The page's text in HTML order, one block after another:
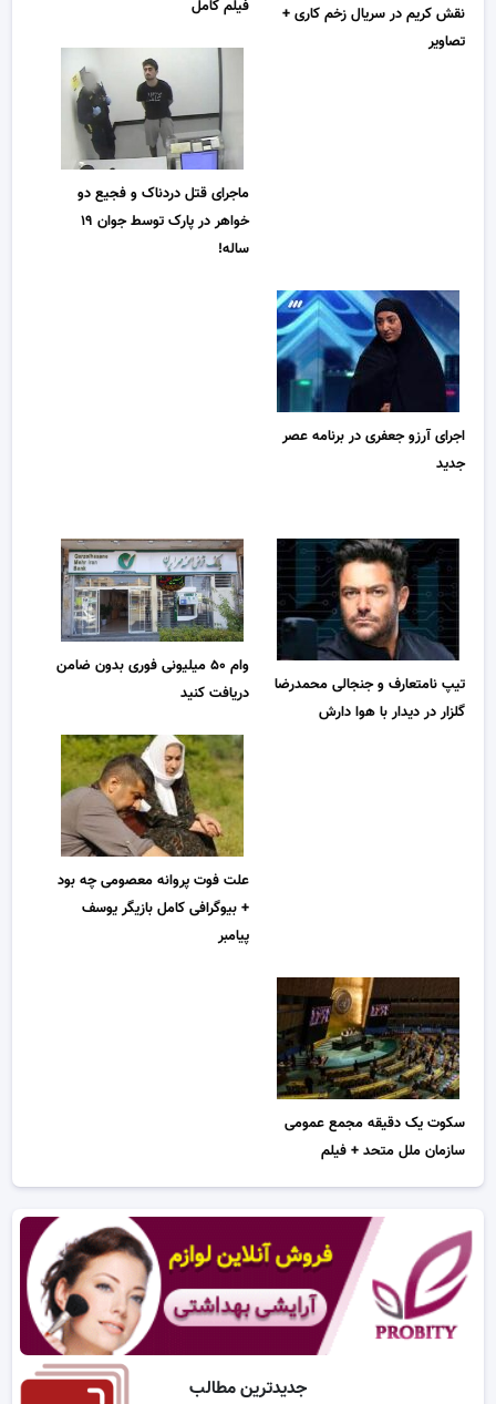
نقش کریم در سریال زخم کاری +
تصاویر
فیلم کامل
ماجرای قتل دردناک و فجیع دو
خواهر در پارک توسط جوان ۱۹
ساله!
اجرای آرزو جعفری در برنامه عصر
جدید
تیپ نامتعارف و جنجالی محمدرضا
گلزار در دیدار با هوا دارش
وام ۵۰ میلیونی فوری بدون ضامن
دریافت کنید
علت فوت پروانه معصومی چه بود
+ بیوگرافی کامل بازیگر یوسف
پیامبر
سکوت یک دقیقه مجمع عمومی
سازمان ملل متحد + فیلم
جدیدترین مطالب